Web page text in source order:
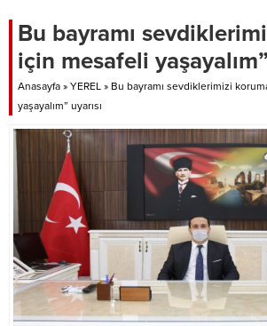
Bu bayramı
için mesafeli yaşayalım”
Anasayfa » YEREL » Bu bayramı sevdiklerimizi
yaşayalım” uyarısı